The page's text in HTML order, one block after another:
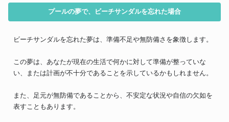
プールの夢で、ビーチサンダルを忘れた場合
ビーチサンダルを忘れた夢は、準備不足や無防備さを象徴します。
この夢は、あなたが現在の生活で何かに対して準備が整っていな
い、または計画が不十分であることを示しているかもしれません。
また、足元が無防備であることから、不安定な状況や自信の欠如を
表すこともあります。